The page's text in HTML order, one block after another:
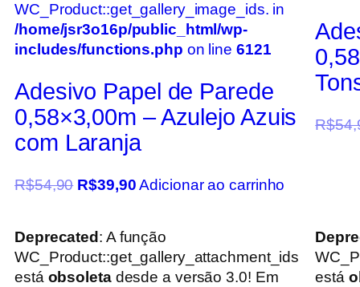
WC_Product::get_gallery_image_ids. in
/home/jsr3o16p/public_html/wp-
includes/functions.php on line 6121
Adesivo Papel de Parede
0,58×3,00m – Azulejo Azuis
com Laranja
R$54,90 R$39,90 Adicionar ao carrinho
R$
Deprecated: A função
WC_Product::get_gallery_attachment_ids
está obsoletadesde a versão 3.0! Em
está